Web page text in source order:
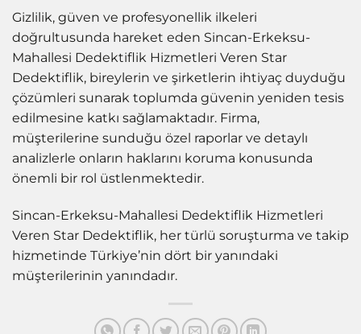
Gizlilik, güven ve profesyonellik ilkeleri
doğrultusunda hareket eden Sincan-Erkeksu-
Mahallesi Dedektiflik Hizmetleri Veren Star
Dedektiflik, bireylerin ve şirketlerin ihtiyaç duyduğu
çözümleri sunarak toplumda güvenin yeniden tesis
edilmesine katkı sağlamaktadır. Firma,
müşterilerine sunduğu özel raporlar ve detaylı
analizlerle onların haklarını koruma konusunda
önemli bir rol üstlenmektedir.
Sincan-Erkeksu-Mahallesi Dedektiflik Hizmetleri
Veren Star Dedektiflik, her türlü soruşturma ve takip
hizmetinde Türkiye’nin dört bir yanındaki
müşterilerinin yanındadır.